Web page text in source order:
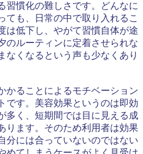
習慣化の難しさです。どんなに
ても、日常の中で取り入れるこ
は低下し、やがて習慣自体が途
のルーティンに定着させられな
なくなるという声も少なくあり
かることによるモチベーション
です。美容効果というのは即効
多く、短期間では目に見える成
ります。そのため利用者は効果
分には合っていないのではない